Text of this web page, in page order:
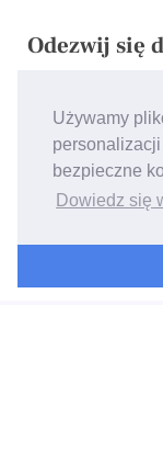
Używamy
bezpieczne
Dowiedz się
Odezwij się
Lub